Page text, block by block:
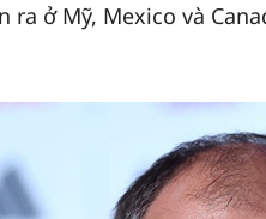
ra ở Mỹ, Mexico và